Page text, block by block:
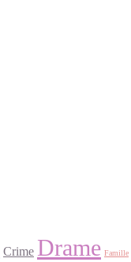
Crime Drame Famille